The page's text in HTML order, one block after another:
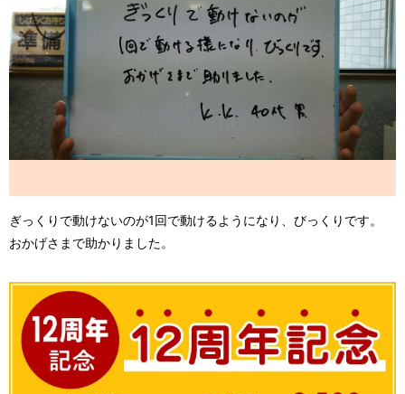
ぎっくりで動けないのが1回で動けるようになり、びっくりです。
おかげさまで助かりました。